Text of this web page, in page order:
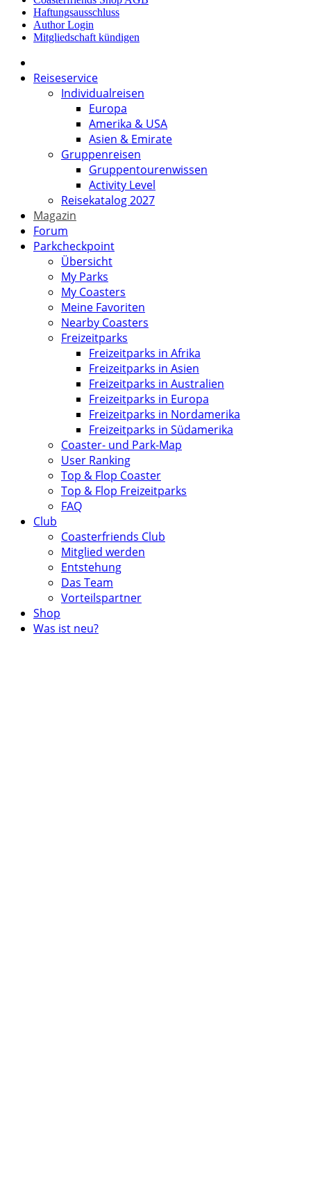
Haftungsausschluss
Author Login
Mitgliedschaft kündigen
Reiseservice
Individualreisen
Europa
Amerika & USA
Asien & Emirate
Gruppenreisen
Gruppentourenwissen
Activity Level
Reisekatalog 2027
Magazin
Forum
Parkcheckpoint
Übersicht
My Parks
My Coasters
Meine Favoriten
Nearby Coasters
Freizeitparks
Freizeitparks in Afrika
Freizeitparks in Asien
Freizeitparks in Australien
Freizeitparks in Europa
Freizeitparks in Nordamerika
Freizeitparks in Südamerika
Coaster- und Park-Map
User Ranking
Top & Flop Coaster
Top & Flop Freizeitparks
FAQ
Club
Coasterfriends Club
Mitglied werden
Entstehung
Das Team
Vorteilspartner
Shop
Was ist neu?